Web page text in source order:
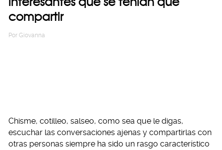
compartir
Por Giovanna
Chisme, cotilleo, salseo, como sea que le digas,
escuchar las conversaciones ajenas y compartirlas con
otras personas siempre ha sido un rasgo característico